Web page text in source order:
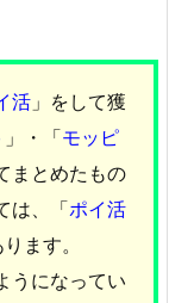
活 」をして獲
」・「モッピ
まとめたもの
は、「ポイ活
ます。
うになってい